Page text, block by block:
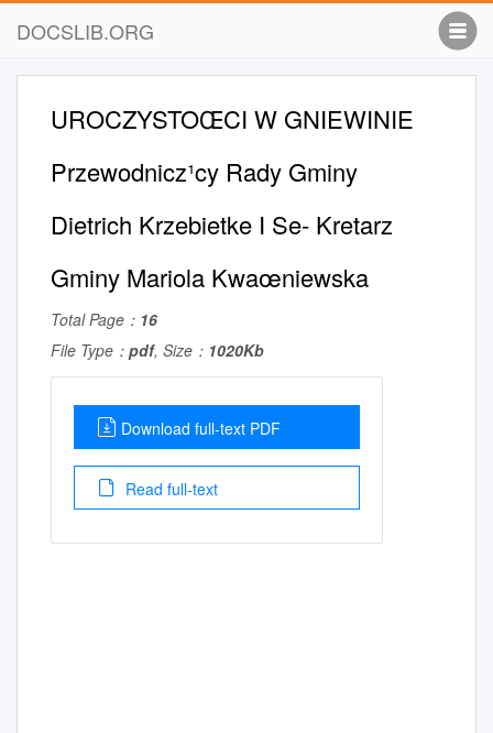
DOCSLIB.ORG
UROCZYSTOŒCI W GNIEWINIE
Przewodnicz¹cy Rady Gminy
Dietrich Krzebietke I Se- Kretarz
Gminy Mariola Kwaœniewska
Total Page： 16
File Type： pdf, Size： 1020Kb
Download full-text PDF
Read full-text